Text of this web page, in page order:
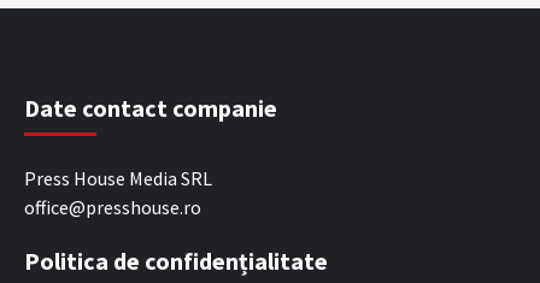
Date contact companie
Press House Media SRL
office@presshouse.ro
Politica de confidențialitate